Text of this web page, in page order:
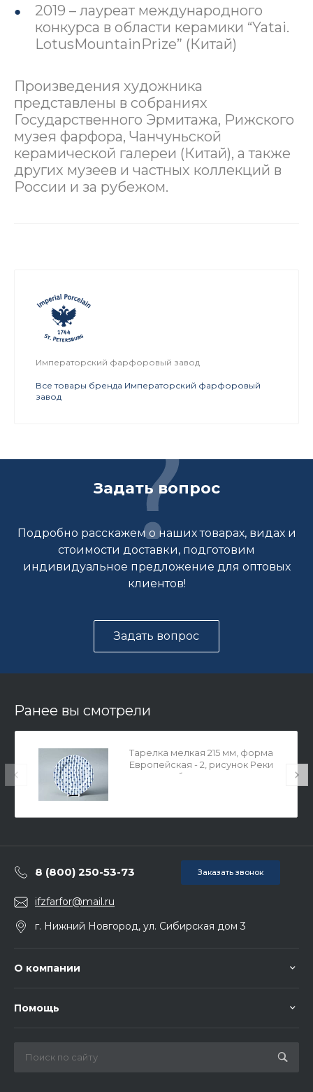
2019 – лауреат международного
конкурса в области керамики “Yatai.
LotusMountainPrize” (Китай)
Произведения художника
представлены в собраниях
Государственного Эрмитажа, Рижского
музея фарфора, Чанчуньской
керамической галереи (Китай), а также
других музеев и частных коллекций в
России и за рубежом.
Императорский фарфоровый завод
Все товары бренда Императорский фарфоровый
завод
Задать вопрос
Подробно расскажем о наших товарах, видах и
стоимости доставки, подготовим
индивидуальное предложение для оптовых
клиентов!
Задать вопрос
Ранее вы смотрели
Тарелка мелкая 215 мм, форма
Европейская - 2, рисунок Реки
России. Обь, арт. 80.35362.00.1
8 (800) 250-53-73 Заказать звонок
ifzfarfor@mail.ru
г. Нижний Новгород, ул. Сибирская дом 3
О компании
Помощь